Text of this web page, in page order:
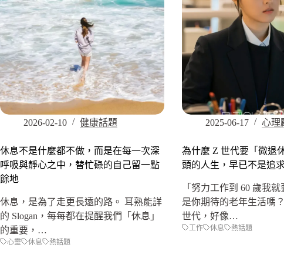
2026-02-10 健康話題
休息不是什麼都不做，而是在每一次深
呼吸與靜心之中，替忙碌的自己留一點
餘地
休息，是為了走更長遠的路。 耳熟能詳
的 Slogan，每每都在提醒我們「休息」
的重要，…
心靈 休息 熱話題
2025-06-17 心理
為什麼 Z 世代要「微退
頭的人生，早已不是追
「努力工作到 60 歲我
是你期待的老年生活嗎
世代，好像…
工作 休息 熱話題